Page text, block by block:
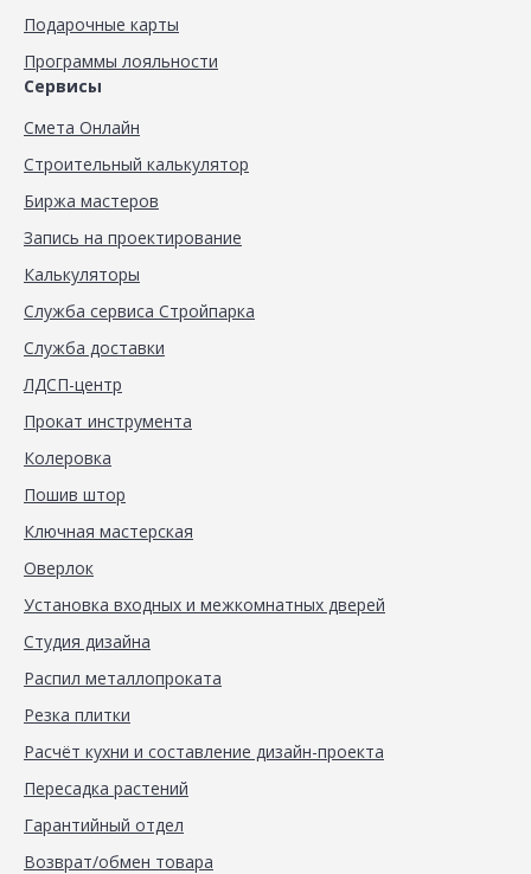
Подарочные карты
Программы лояльности
Сервисы
Смета Онлайн
Строительный калькулятор
Биржа мастеров
Запись на проектирование
Калькуляторы
Служба сервиса Стройпарка
Служба доставки
ЛДСП-центр
Прокат инструмента
Колеровка
Пошив штор
Ключная мастерская
Оверлок
Установка входных и межкомнатных дверей
Студия дизайна
Распил металлопроката
Резка плитки
Расчёт кухни и составление дизайн-проекта
Пересадка растений
Гарантийный отдел
Возврат/обмен товара